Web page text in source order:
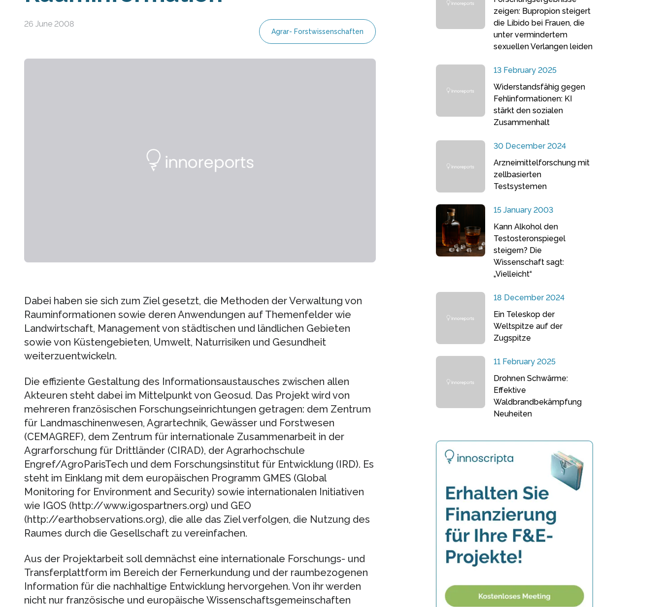
26 June 2008
Agrar- Forstwissenschaften
Dabei haben sie sich zum Ziel gesetzt, die Methoden der Verwaltung von
Rauminformationen sowie deren Anwendungen auf Themenfelder wie
Landwirtschaft, Management von städtischen und ländlichen Gebieten
sowie von Küstengebieten, Umwelt, Naturrisiken und Gesundheit
weiterzuentwickeln.
Die effiziente Gestaltung des Informationsaustausches zwischen allen
Akteuren steht dabei im Mittelpunkt von Geosud. Das Projekt wird von
mehreren französischen Forschungseinrichtungen getragen: dem Zentrum
für Landmaschinenwesen, Agrartechnik, Gewässer und Forstwesen
(CEMAGREF), dem Zentrum für internationale Zusammenarbeit in der
Agrarforschung für Drittländer (CIRAD), der Agrarhochschule
Engref/AgroParisTech und dem Forschungsinstitut für Entwicklung (IRD). Es
steht im Einklang mit dem europäischen Programm GMES (Global
Monitoring for Environment and Security) sowie internationalen Initiativen
wie IGOS (http://www.igospartners.org) und GEO
(http://earthobservations.org), die alle das Ziel verfolgen, die Nutzung des
Raumes durch die Gesellschaft zu vereinfachen.
Aus der Projektarbeit soll demnächst eine internationale Forschungs- und
Transferplattform im Bereich der Fernerkundung und der raumbezogenen
Information für die nachhaltige Entwicklung hervorgehen. Von ihr werden
nicht nur französische und europäische Wissenschaftsgemeinschaften
zeigen: Bupropion steigert
die Libido bei Frauen, die
unter vermindertem
sexuellen Verlangen leiden
13 February 2025
Widerstandsfähig gegen
Fehlinformationen: KI
stärkt den sozialen
Zusammenhalt
30 December 2024
Arzneimittelforschung mit
zellbasierten
Testsystemen
15 January 2003
Kann Alkohol den
Testosteronspiegel
steigern? Die
Wissenschaft sagt:
„Vielleicht“
18 December 2024
Ein Teleskop der
Weltspitze auf der
Zugspitze
11 February 2025
Drohnen Schwärme:
Effektive
Waldbrandbekämpfung
Neuheiten